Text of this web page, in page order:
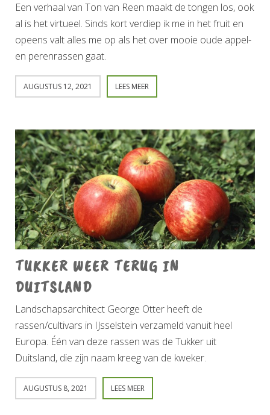
Een verhaal van Ton van Reen maakt de tongen los, ook
al is het virtueel. Sinds kort verdiep ik me in het fruit en
opeens valt alles me op als het over mooie oude appel-
en perenrassen gaat.
AUGUSTUS 12, 2021 LEES MEER
TUKKER WEER TERUG IN
DUITSLAND
Landschapsarchitect George Otter heeft de
rassen/cultivars in IJsselstein verzameld vanuit heel
Europa. Één van deze rassen was de Tukker uit
Duitsland, die zijn naam kreeg van de kweker.
AUGUSTUS 8, 2021 LEES MEER